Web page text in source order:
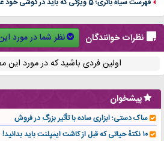
فهرست سیاه باتری؛ 5 ویژگی که باید در گوشی خود غیرفعال کنید
نظرات خوانندگان
نظر شما در مورد
اولین فردی باشید که در مورد
پیشخوان
ساک دستی؛ ابزاری ساده با تأثیر بزرگ در فروش
۱۰ نکتهٔ حیاتی که قبل از کاشت ایمپلنت باید بدانید!